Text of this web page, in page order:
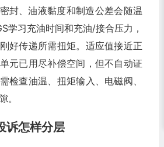
封、油液黏度和制造公差会随温
学习充油时间和充油/接合压力，
好传递所需扭矩。适应值接近正
元已用尽补偿空间，但不自动证
检查油温、扭矩输入、电磁阀、
。
诉怎样分层